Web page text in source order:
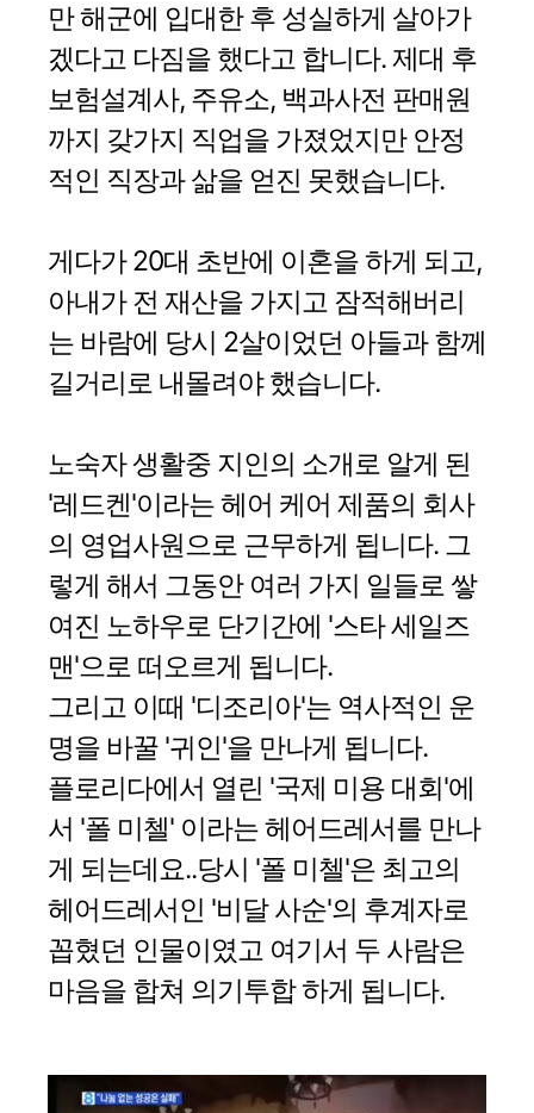
만 해군에 입대한 후 성실하게 살아가
겠다고 다짐을 했다고 합니다. 제대 후
보험설계사, 주유소, 백과사전 판매원
까지 갖가지 직업을 가졌었지만 안정
적인 직장과 삶을 얻진 못했습니다.
게다가 20대 초반에 이혼을 하게 되고,
아내가 전 재산을 가지고 잠적해버리
는 바람에 당시 2살이었던 아들과 함께
길거리로 내몰려야 했습니다.
노숙자 생활중 지인의 소개로 알게 된
'레드켄'이라는 헤어 케어 제품의 회사
의 영업사원으로 근무하게 됩니다. 그
렇게 해서 그동안 여러 가지 일들로 쌓
여진 노하우로 단기간에 '스타 세일즈
맨'으로 떠오르게 됩니다.
그리고 이때 '디조리아'는 역사적인 운
명을 바꿀 '귀인'을 만나게 됩니다.
플로리다에서 열린 '국제 미용 대회'에
서 '폴 미첼' 이라는 헤어드레서를 만나
게 되는데요..당시 '폴 미첼'은 최고의
헤어드레서인 '비달 사순'의 후계자로
꼽혔던 인물이였고 여기서 두 사람은
마음을 합쳐 의기투합 하게 됩니다.